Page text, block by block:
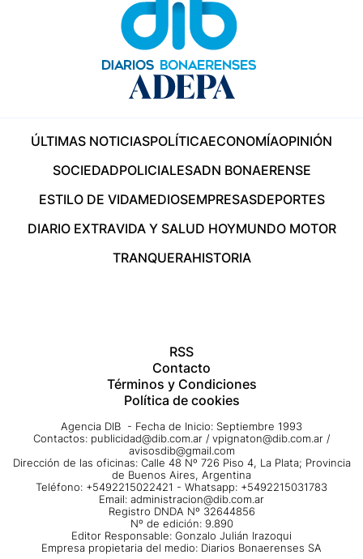
ÚLTIMAS NOTICIASPOLÍTICAECONOMÍAOPINIÓN
SOCIEDADPOLICIALESADN BONAERENSE
ESTILO DE VIDAMEDIOSEMPRESASDEPORTES
DIARIO EXTRAVIDA Y SALUD HOYMUNDO MOTOR
TRANQUERAHISTORIA
RSS
Contacto
Términos y Condiciones
Política de cookies
Agencia DIB - Fecha de Inicio: Septiembre 1993
Contactos: publicidad@dib.com.ar / vpignaton@dib.com.ar /
avisosdib@gmail.com
Dirección de las oficinas: Calle 48 Nº 726 Piso 4, La Plata; Provincia
de Buenos Aires, Argentina
Teléfono: +5492215022421 - Whatsapp: +5492215031783
Email: administracion@dib.com.ar
Registro DNDA Nº 32644856
Nº de edición: 9.890
Editor Responsable: Gonzalo Julián Irazoqui
Empresa propietaria del medio: Diarios Bonaerenses SA